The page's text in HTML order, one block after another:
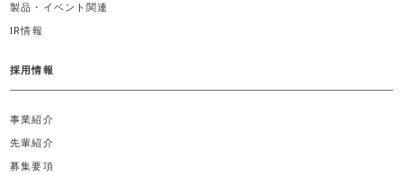
製品・イベント関連
IR情報
採用情報
事業紹介
先輩紹介
募集要項